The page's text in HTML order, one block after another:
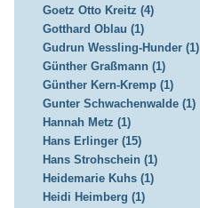
Goetz Otto Kreitz (4)
Gotthard Oblau (1)
Gudrun Wessling-Hunder (1)
Günther Graßmann (1)
Günther Kern-Kremp (1)
Gunter Schwachenwalde (1)
Hannah Metz (1)
Hans Erlinger (15)
Hans Strohschein (1)
Heidemarie Kuhs (1)
Heidi Heimberg (1)